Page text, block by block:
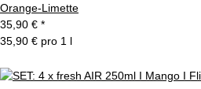
Orange-Limette
35,90 € *
35,90 € pro 1 l